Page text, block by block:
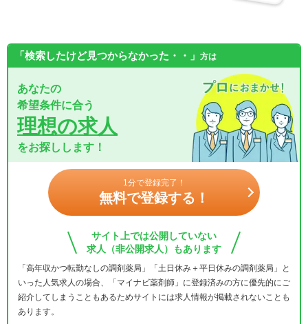
「検索したけど見つからなかった・・」 方は
あなたの
希望条件に合う
理想の求人
をお探しします！
1分で登録完了！
無料で登録する！
サイト上では公開していない
求人（非公開求人）もあります
「高年収かつ転勤なしの調剤薬局」「土日休み＋平日休みの調剤薬局」と
いった人気求人の場合、「マイナビ薬剤師」に登録済みの方に優先的にご
紹介してしまうこともあるためサイトには求人情報が掲載されないことも
あります。